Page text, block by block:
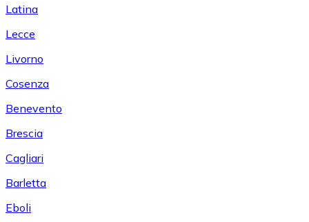
Latina
Lecce
Livorno
Cosenza
Benevento
Brescia
Cagliari
Barletta
Eboli